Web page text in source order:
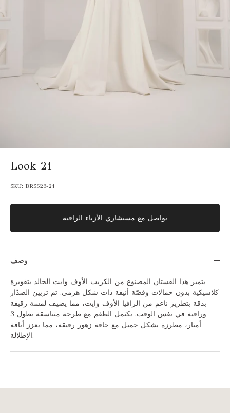
Look 21
SKU: BRSS26-21
تواصل مع مستشاري الأزياء الراقية
وصف
يتميز هذا الفستان المصنوع من الكريب الأوف وايت الخالد بتقويرة
كلاسيكية بدون حمالات وقصّة أنيقة ذات شكل هرمي. تم تزيين الصدّار
بدقة بتطريز ناعم من الرافيا الأوف وايت، مما يضيف لمسة رقيقة
وراقية في نفس الوقت. يكتمل الطقم مع طرحة متناسقة بطول 3
أمتار، مطرزة بشكل جميل مع حافة زهور رقيقة، مما يعزز أناقة
الإطلالة.